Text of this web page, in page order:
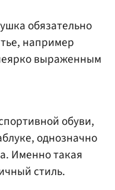
обязательно
например
выраженным
обуви,
однозначно
Именно такая
стиль.